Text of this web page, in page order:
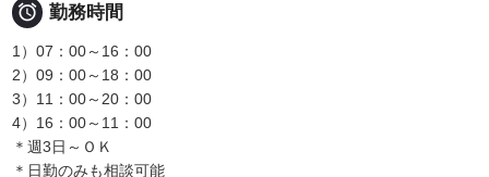
 勤務時間
1）07：00～16：00
2）09：00～18：00
3）11：00～20：00
4）16：00～11：00
＊週3日～ＯＫ
＊日勤のみも相談可能